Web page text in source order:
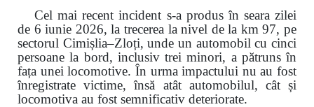
Cel mai recent incident s-a produs în seara zilei
de 6 iunie 2026, la trecerea la nivel de la km 97, pe
sectorul Cimișlia–Zloți, unde un automobil cu cinci
persoane la bord, inclusiv trei minori, a pătruns în
fața unei locomotive. În urma impactului nu au fost
înregistrate victime, însă atât automobilul, cât și
locomotiva au fost semnificativ deteriorate.